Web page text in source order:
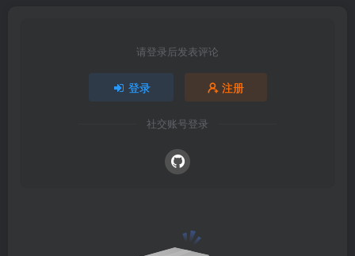
请登录后发表评论
登录 注册
社交账号登录